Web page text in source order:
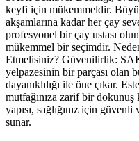
keyfi için mükemmeldir.
akşamlarına kadar her çay
profesyonel bir çay ustası
mükemmel bir seçimdir.
Etmelisiniz? Güvenilirlik:
yelpazesinin bir parçası olan
dayanıklılığı ile öne çıkar.
mutfağınıza zarif bir dokunuş
yapısı, sağlığınız için
sunar.